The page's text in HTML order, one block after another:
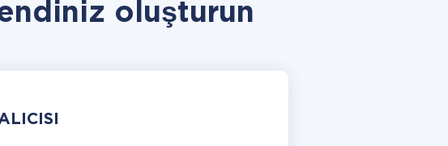
oluşturun